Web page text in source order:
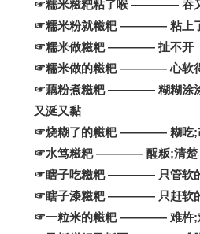
☞糯米糍粑粘了喉 ———— 吞又
☞糯米粉就糍粑 ———— 粘上
☞糯米做糍粑 ———— 扯不开
☞糯米做的糍粑 ———— 心软
☞藕粉煮糍粑 ———— 糊糊涂
又涎又黏
☞烧糊了的糍粑 ———— 糊吃;
☞水笃糍粑 ———— 醒粄;清楚
☞瞎子吃糍粑 ———— 只管软
☞瞎子漆糍粑 ———— 只赶软
☞一粒米的糍粑 ———— 难杵;